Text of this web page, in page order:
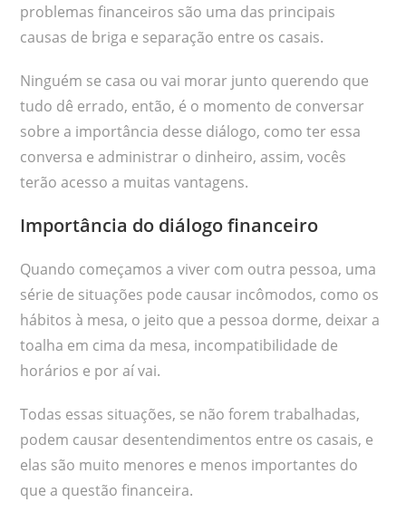
problemas financeiros são uma das principais
causas de briga e separação entre os casais.
Ninguém se casa ou vai morar junto querendo que
tudo dê errado, então, é o momento de conversar
sobre a importância desse diálogo, como ter essa
conversa e administrar o dinheiro, assim, vocês
terão acesso a muitas vantagens.
Importância do diálogo financeiro
Quando começamos a viver com outra pessoa, uma
série de situações pode causar incômodos, como os
hábitos à mesa, o jeito que a pessoa dorme, deixar a
toalha em cima da mesa, incompatibilidade de
horários e por aí vai.
Todas essas situações, se não forem trabalhadas,
podem causar desentendimentos entre os casais, e
elas são muito menores e menos importantes do
que a questão financeira.